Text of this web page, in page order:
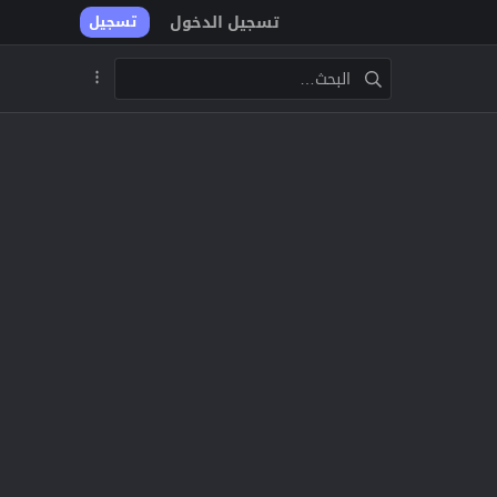
تسجيل الدخول تسجيل